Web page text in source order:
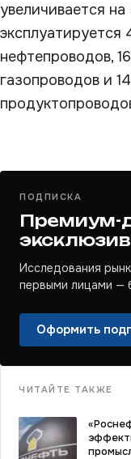
увеличивается
эксплуатируется
нефтепроводов,
газопроводов и
ПОДПИСКА
Премиум-
Исследования
первыми лицами —
Оформить
ЧИТАЙТЕ ТАКЖЕ